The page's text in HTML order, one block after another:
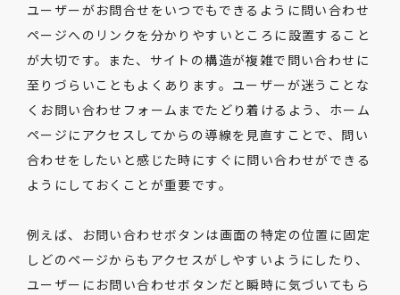
ユーザーがお問合せをいつでもできるように問い合わせ
ページへのリンクを分かりやすいところに設置すること
が大切です。また、サイトの構造が複雑で問い合わせに
至りづらいこともよくあります。ユーザーが迷うことな
くお問い合わせフォームまでたどり着けるよう、ホーム
ページにアクセスしてからの導線を見直すことで、問い
合わせをしたいと感じた時にすぐに問い合わせができる
ようにしておくことが重要です。
例えば、お問い合わせボタンは画面の特定の位置に固定
しどのページからもアクセスがしやすいようにしたり、
ユーザーにお問い合わせボタンだと瞬時に気づいてもら